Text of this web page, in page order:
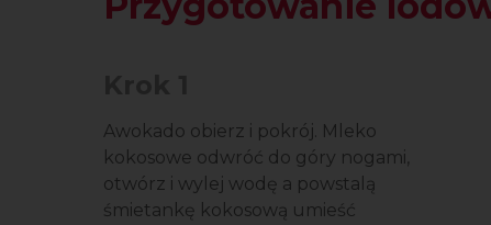
Awokado obierz i pokrój. Mleko
kokosowe odwróć do góry nogami,
otwórz i wylej wodę a powstalą
śmietankę kokosową umieść